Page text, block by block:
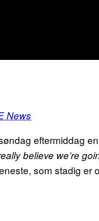
News
eftermiddag
believe we’re
som stadig er